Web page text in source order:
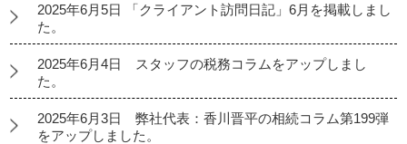
2025年6月5日 「クライアント訪問日記」6月を掲載しまし
た。
2025年6月4日 スタッフの税務コラムをアップしまし
た。
2025年6月3日 弊社代表：香川晋平の相続コラム第199弾
をアップしました。